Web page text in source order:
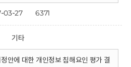
03-27 6371
기타
안에 대한 개인정보 침해요인 평가 결